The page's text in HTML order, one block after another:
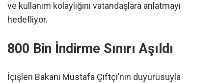
ve kullanım kolaylığını vatandaşlara anlatmayı
hedefliyor.
800 Bin İndirme Sınırı Aşıldı
İçişleri Bakanı Mustafa Çiftçi’nin duyurusuyla